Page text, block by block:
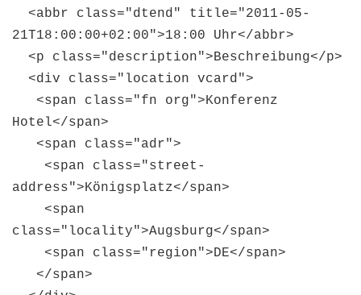
<abbr class="dtend" title="2011-05-
21T18:00:00+02:00">18:00 Uhr</abbr>
<p class="description">Beschreibung</p>
<div class="location vcard">
<span class="fn org">Konferenz
Hotel</span>
<span class="adr">
<span class="street-
address">Königsplatz</span>
<span
class="locality">Augsburg</span>
<span class="region">DE</span>
</span>